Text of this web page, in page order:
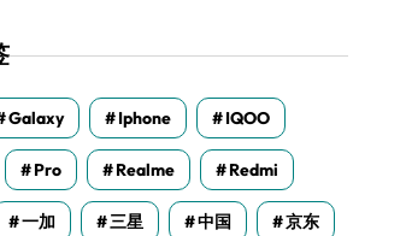
Galaxy Iphone IQOO
Pro Realme Redmi
一加 三星 中国 京东